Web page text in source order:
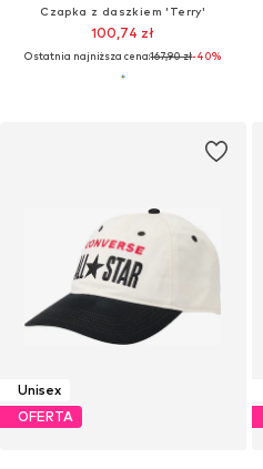
Czapka z daszkiem 'Terry'
100,74 zł
Ostatnia najniższa cena:167,90 zł-40%
Unisex
OFERTA